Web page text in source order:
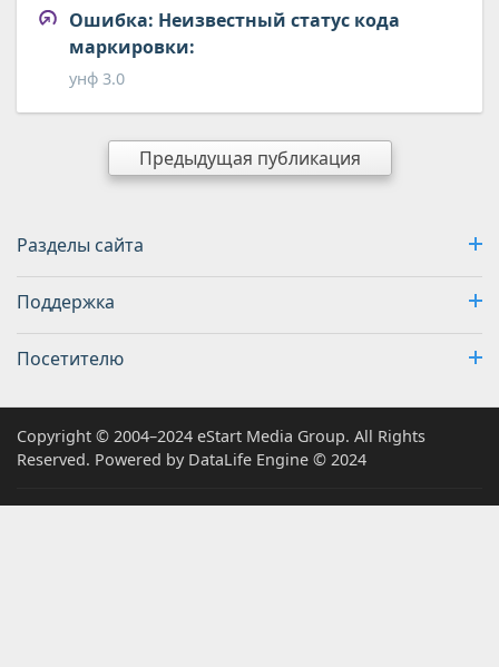
Ошибка: Неизвестный статус кода
маркировки:
унф 3.0
Предыдущая публикация
Разделы сайта
Поддержка
Посетителю
Copyright © 2004–2024 eStart Media Group. All Rights
Reserved. Powered by DataLife Engine © 2024